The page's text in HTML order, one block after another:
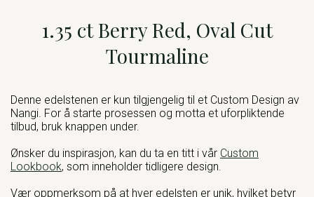
1.35 ct Berry Red, Oval Cut
Tourmaline
Denne edelstenen er kun tilgjengelig til et Custom Design av
Nangi. For å starte prosessen og motta et uforpliktende
tilbud, bruk knappen under.
Ønsker du inspirasjon, kan du ta en titt i vår Custom
Lookbook, som inneholder tidligere design.
Vær oppmerksom på at hver edelsten er unik, hvilket betyr